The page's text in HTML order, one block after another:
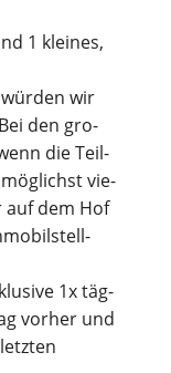
1 klei­nes,
wir
den gro­
die Teil­
vie­
auf dem Hof
1x täg­
vor­her und